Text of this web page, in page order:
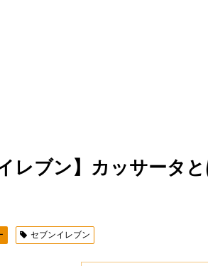
レブン】カッサータと
セブンイレブン